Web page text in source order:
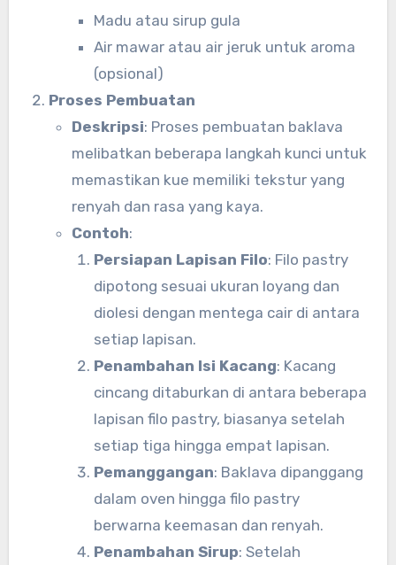
Madu atau sirup gula
Air mawar atau air jeruk untuk aroma
(opsional)
Proses Pembuatan
Deskripsi: Proses pembuatan baklava
melibatkan beberapa langkah kunci untuk
memastikan kue memiliki tekstur yang
renyah dan rasa yang kaya.
Contoh:
Persiapan Lapisan Filo: Filo pastry
dipotong sesuai ukuran loyang dan
diolesi dengan mentega cair di antara
setiap lapisan.
Penambahan Isi Kacang: Kacang
cincang ditaburkan di antara beberapa
lapisan filo pastry, biasanya setelah
setiap tiga hingga empat lapisan.
Pemanggangan: Baklava dipanggang
dalam oven hingga filo pastry
berwarna keemasan dan renyah.
Penambahan Sirup: Setelah